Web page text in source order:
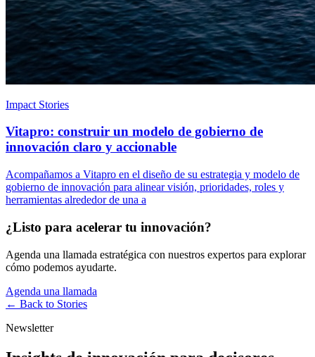
Impact Stories
Vitapro: construir un modelo de gobierno de
innovación claro y accionable
Acompañamos a Vitapro en el diseño de su estrategia y modelo de
gobierno de innovación para alinear visión, prioridades, roles y
herramientas alrededor de una a
¿Listo para acelerar tu innovación?
Agenda una llamada estratégica con nuestros expertos para explorar
cómo podemos ayudarte.
Agenda una llamada
← Back to Stories
Newsletter